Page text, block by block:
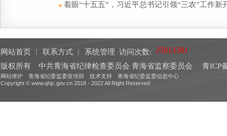
着眼“十五五”，习近平总书记引领“三农”工作新
网站首页 联系方式 系统管理 访问次数:
版权所有 中共青海省纪律检查委员会 青海省监察委员会
青ICP
网站维护 青海省纪委监委宣传部 技术支持 青海省纪委监委信息中心
Copyright © www.qhjc.gov.cn 2018 - 2022 All Right Reserved